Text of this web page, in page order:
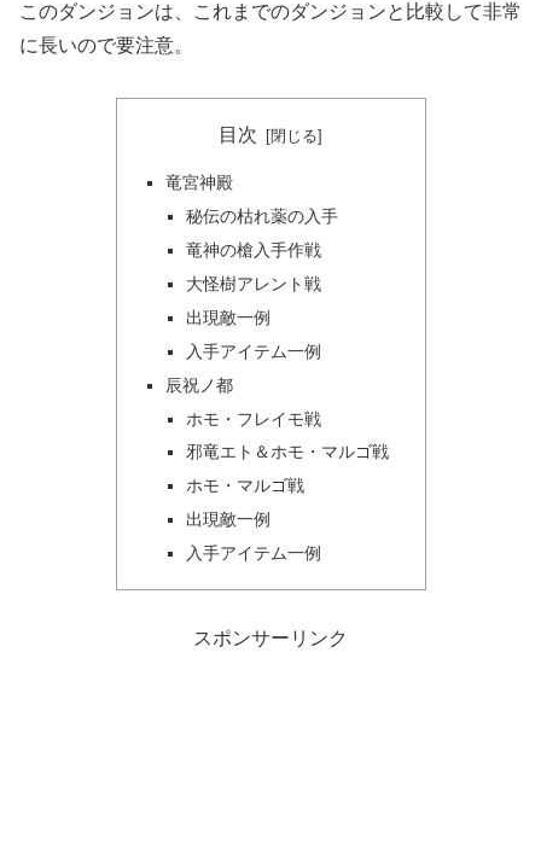
このダンジョンは、これまでのダンジョンと比較して非常
に長いので要注意。
目次
竜宮神殿
秘伝の枯れ薬の入手
竜神の槍入手作戦
大怪樹アレント戦
出現敵一例
入手アイテム一例
辰祝ノ都
ホモ・フレイモ戦
邪竜エト＆ホモ・マルゴ戦
ホモ・マルゴ戦
出現敵一例
入手アイテム一例
スポンサーリンク